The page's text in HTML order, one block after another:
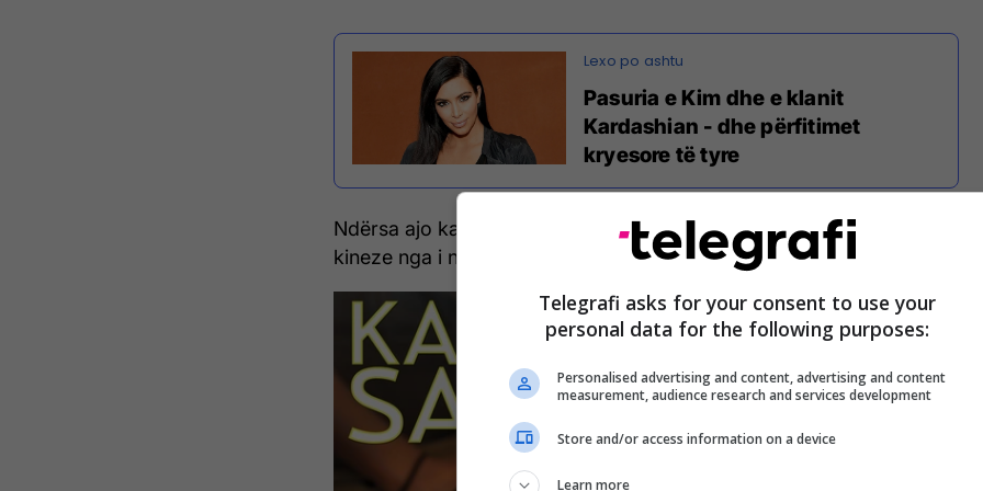
Pasuria e Kim dhe e klanit
Kardashian - dhe përfitimet
kryesore të tyre
Ndërsa ajo ka pranuar se çdo ditë porosit të njëjtën sallatë pule
kineze nga i njëjti restorant në Calabasas të Kalifornisë.
Telegrafi asks for your consent to use your
personal data for the following purposes:
Personalised advertising and content, advertising and content
measurement, audience research and services development
Store and/or access information on a device
Learn more